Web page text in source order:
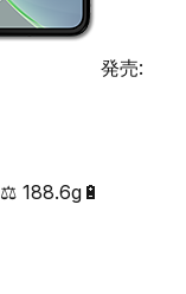
発売:
⚖️ 188.6g 🔋